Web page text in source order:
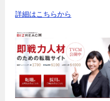
詳細はこちらから